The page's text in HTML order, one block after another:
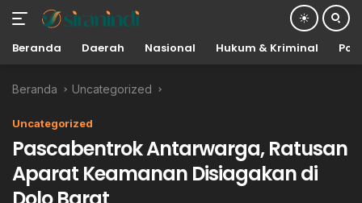
Beranda Daerah Nasional Hukum & Kriminal
Beranda Uncategorized
Uncategorized
Pascabentrok Antarwarga, Ratusan
Aparat Keamanan Disiagakan di